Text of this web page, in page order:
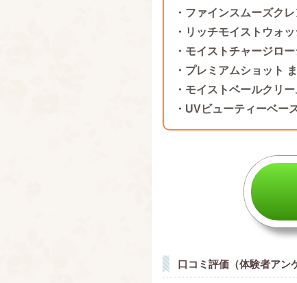
・ファインスムーズク
・リッチモイストウォッ
・モイストチャージロ
・プレミアムショット
・モイストベールクリー
・UVビューティーベー
口コミ評価（体験者アン